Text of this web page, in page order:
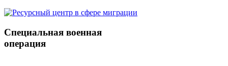
Специальная военная
операция